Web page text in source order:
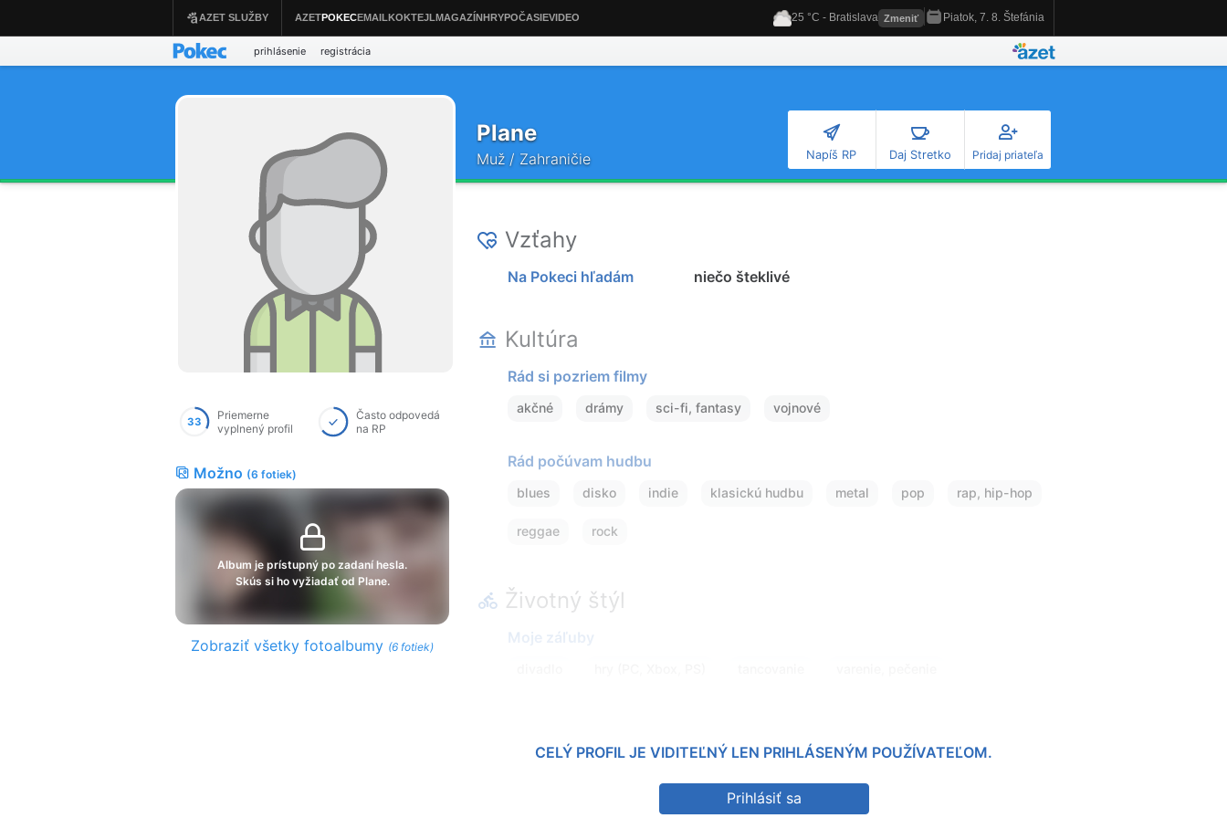
Plane
Muž / Zahraničie Napíš RP Daj Stretko Pridaj priateľa
33
Priemerne
vyplnený profil
Často odpovedá
na RP
Možno (6 fotiek)
Album je prístupný po zadaní hesla.
Skús si ho vyžiadať od Plane.
Zobraziť všetky fotoalbumy (6 fotiek)
Vzťahy
Na Pokeci hľadám niečo šteklivé
Kultúra
Rád si pozriem filmy
akčné drámy sci-fi, fantasy vojnové
Rád počúvam hudbu
blues disko indie klasickú hudbu metal pop rap, hip-hop
reggae rock
Životný štýl
Moje záľuby
CELÝ PROFIL JE VIDITEĽNÝ LEN PRIHLÁSENÝM POUŽÍVATEĽOM.
Prihlásiť sa
prihlásenie registrácia